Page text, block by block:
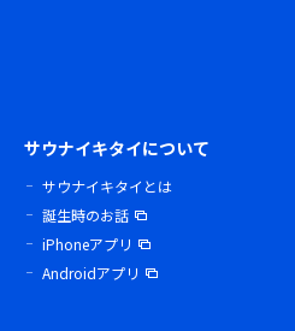
サウナイキタイについて
サウナイキタイとは
誕生時のお話
iPhoneアプリ
Androidアプリ